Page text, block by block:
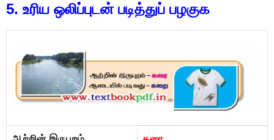
5. உரிய ஒலிப்புடன் படித்துப் பழகுக